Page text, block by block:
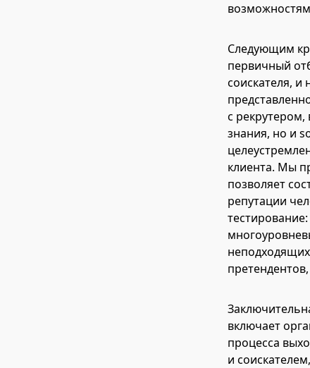
Следующим
первичный
соискателя,
с
знания, но и
клиента. Мы
позволяет
репутации
включает
процесса
и